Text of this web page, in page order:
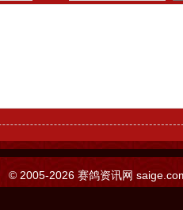
© 2005-2026 赛鸽资讯网